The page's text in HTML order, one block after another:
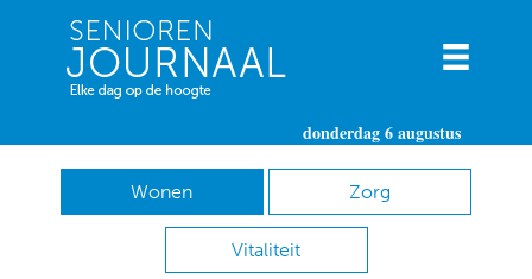
donderdag 6 augustus
Wonen Zorg
Vitaliteit